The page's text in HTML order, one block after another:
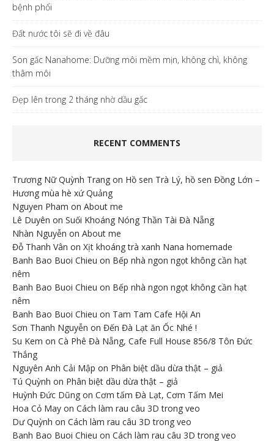
bệnh phổi
Đất nước tôi sẽ đi về đâu
Son gấc Nanahome: Dưỡng môi mềm mịn, không chì, không
thâm môi
Đẹp lên trong 2 tháng nhờ dầu gấc
RECENT COMMENTS
Trương Nữ Quỳnh Trang on Hồ sen Trà Lý, hồ sen Đồng Lớn –
Hương mùa hè xứ Quảng
Nguyen Pham on About me
Lê Duyên on Suối Khoáng Nóng Thần Tài Đà Nẵng
Nhàn Nguyễn on About me
Đỗ Thanh Vân on Xịt khoáng trà xanh Nana homemade
Banh Bao Buoi Chieu on Bếp nhà ngon ngọt không cần hạt
nêm
Banh Bao Buoi Chieu on Bếp nhà ngon ngọt không cần hạt
nêm
Banh Bao Buoi Chieu on Tam Tam Cafe Hội An
Sơn Thanh Nguyễn on Đến Đà Lạt ăn Ốc Nhé !
Su Kem on Cà Phê Đà Nẵng, Cafe Full House 856/8 Tôn Đức
Thắng
Nguyên Anh Cải Mập on Phân biệt dầu dừa thật – giả
Tú Quỳnh on Phân biệt dầu dừa thật – giả
Huỳnh Đức Dũng on Cơm tấm Đà Lạt, Cơm Tấm Mei
Hoa Cỏ May on Cách làm rau câu 3D trong veo
Dư Quỳnh on Cách làm rau câu 3D trong veo
Banh Bao Buoi Chieu on Cách làm rau câu 3D trong veo